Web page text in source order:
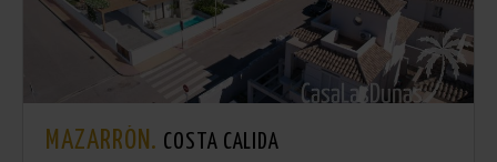
MAZARRÓN. COSTA CALIDA